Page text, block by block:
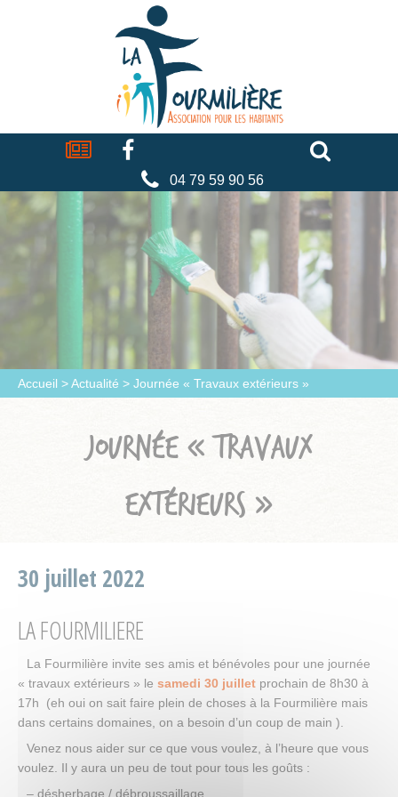
La
fourmilière
Actualités Facebook
04 79 59 90 56
Accueil >Actualité > Journée « Travaux extérieurs »
JOURNÉE « TRAVAUX
EXTÉRIEURS »
30 juillet 2022
LA FOURMILIERE
La Fourmilière invite ses amis et bénévoles pour une journée
« travaux extérieurs » le samedi 30 juillet prochain de 8h30 à
17h (eh oui on sait faire plein de choses à la Fourmilière mais
dans certains domaines, on a besoin d’un coup de main ).
Venez nous aider sur ce que vous voulez, à l’heure que vous
voulez. Il y aura un peu de tout pour tous les goûts :
– désherbage / débroussaillage
Cookies management panel